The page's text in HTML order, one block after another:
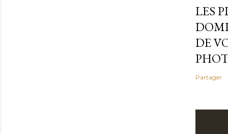
LES
DE
Partager